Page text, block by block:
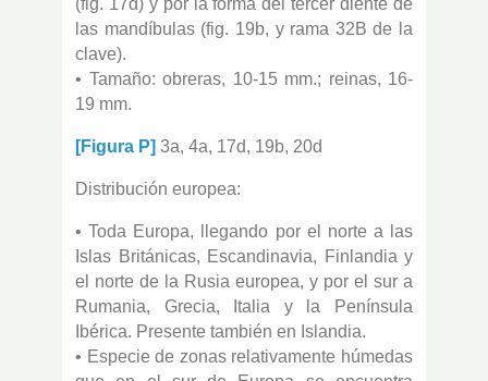
(fig. 17d) y por la forma del tercer diente de
las mandíbulas (fig. 19b, y rama 32B de la
clave).
• Tamaño: obreras, 10-15 mm.; reinas, 16-
19 mm.
[Figura P] 3a, 4a, 17d, 19b, 20d
Distribución europea:
• Toda Europa, llegando por el norte a las
Islas Británicas, Escandinavia, Finlandia y
el norte de la Rusia europea, y por el sur a
Rumania, Grecia, Italia y la Península
Ibérica. Presente también en Islandia.
• Especie de zonas relativamente húmedas